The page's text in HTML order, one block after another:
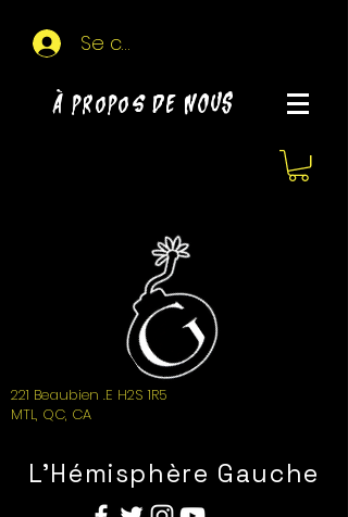
Se connecter
À propos de NOUS
221 Beaubien .E H2S 1R5
MTL, QC, CA
L'Hémisphère Gauche